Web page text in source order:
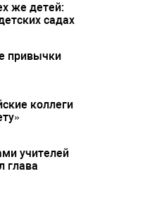
же детей:
садах
привычки
коллеги
учителей
глава